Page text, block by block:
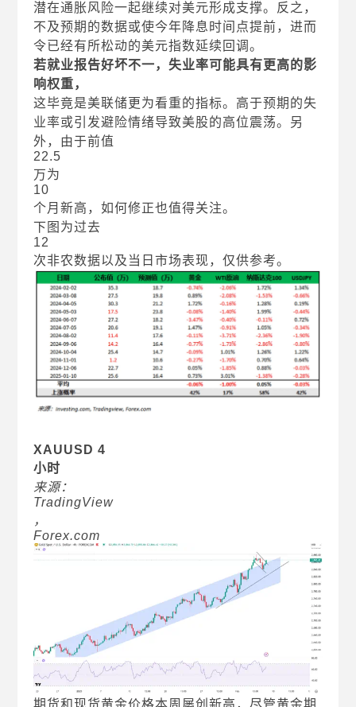
潜在通胀风险一起继续对美元形成支撑。反之，
不及预期的数据或使今年降息时间点提前，进而
令已经有所松动的美元指数延续回调。
若就业报告好坏不一，失业率可能具有更高的影
响权重，
这毕竟是美联储更为看重的指标。高于预期的失
业率或引发避险情绪导致美股的高位震荡。另
外，由于前值
22.5
万为
10
个月新高，如何修正也值得关注。
下图为过去
12
次非农数据以及当日市场表现，仅供参考。
XAUUSD 4
小时
来源：
TradingView
，
Forex.com
期货和现货黄金价格本周屡创新高，尽管黄金期